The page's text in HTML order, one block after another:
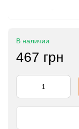
В наличии
467 грн